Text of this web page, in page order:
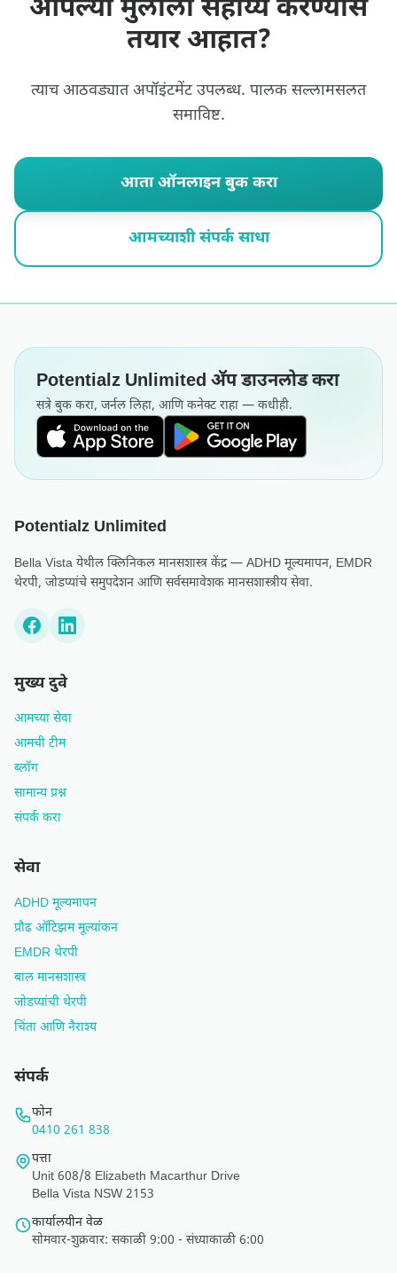
आपल्या मुलाला सहाय्य करण्यास
तयार आहात?
त्याच आठवड्यात अपॉइंटमेंट उपलब्ध. पालक सल्लामसलत
समाविष्ट.
आता ऑनलाइन बुक करा
आमच्याशी संपर्क साधा
Potentialz Unlimited अ‍ॅप डाउनलोड करा
सत्रे बुक करा, जर्नल लिहा, आणि कनेक्ट राहा — कधीही.
Potentialz Unlimited
Bella Vista येथील क्लिनिकल मानसशास्त्र केंद्र — ADHD मूल्यमापन, EMDR
थेरपी, जोडप्यांचे समुपदेशन आणि सर्वसमावेशक मानसशास्त्रीय सेवा.
मुख्य दुवे
आमच्या सेवा
आमची टीम
ब्लॉग
सामान्य प्रश्न
संपर्क करा
सेवा
ADHD मूल्यमापन
प्रौढ ऑटिझम मूल्यांकन
EMDR थेरपी
बाल मानसशास्त्र
जोडप्यांची थेरपी
चिंता आणि नैराश्य
संपर्क
फोन
0410 261 838
पत्ता
Unit 608/8 Elizabeth Macarthur Drive
Bella Vista NSW 2153
कार्यालयीन वेळ
सोमवार-शुक्रवार: सकाळी 9:00 - संध्याकाळी 6:00